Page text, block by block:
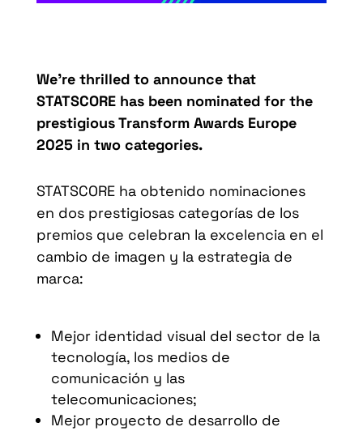
We’re thrilled to announce that
STATSCORE has been nominated for the
prestigious Transform Awards Europe
2025 in two categories.
STATSCORE ha obtenido nominaciones
en dos prestigiosas categorías de los
premios que celebran la excelencia en el
cambio de imagen y la estrategia de
marca:
Mejor identidad visual del sector de la
tecnología, los medios de
comunicación y las
telecomunicaciones;
Mejor proyecto de desarrollo de